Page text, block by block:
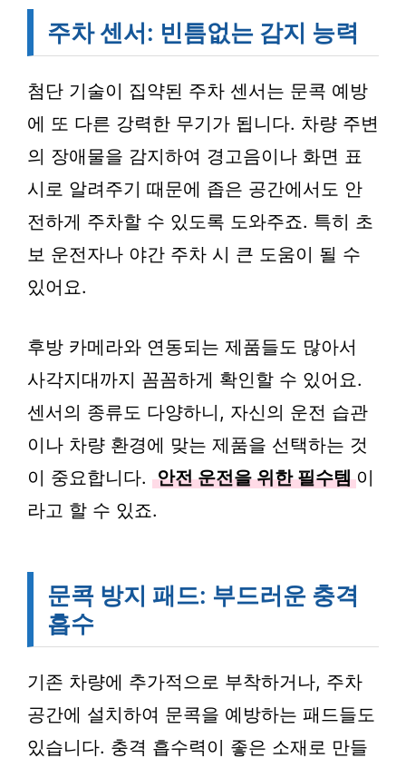
주차 센서: 빈틈없는 감지 능력
첨단 기술이 집약된 주차 센서는 문콕 예방
에 또 다른 강력한 무기가 됩니다. 차량 주변
의 장애물을 감지하여 경고음이나 화면 표
시로 알려주기 때문에 좁은 공간에서도 안
전하게 주차할 수 있도록 도와주죠. 특히 초
보 운전자나 야간 주차 시 큰 도움이 될 수
있어요.
후방 카메라와 연동되는 제품들도 많아서
사각지대까지 꼼꼼하게 확인할 수 있어요.
센서의 종류도 다양하니, 자신의 운전 습관
이나 차량 환경에 맞는 제품을 선택하는 것
이 중요합니다. 안전 운전을 위한 필수템 이
라고 할 수 있죠.
문콕 방지 패드: 부드러운 충격
흡수
기존 차량에 추가적으로 부착하거나, 주차
공간에 설치하여 문콕을 예방하는 패드들도
있습니다. 충격 흡수력이 좋은 소재로 만들